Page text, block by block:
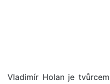
Vladimír Holan je